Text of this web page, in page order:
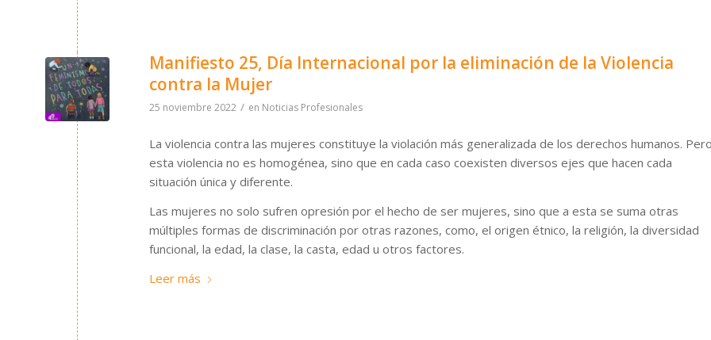
Manifiesto 25, Día Internacional por la eliminación de la Violencia
contra la Mujer
25 noviembre 2022 / en Noticias Profesionales
La violencia contra las mujeres constituye la violación más generalizada de los derechos humanos.
esta violencia no es homogénea, sino que en cada caso coexisten diversos ejes que hacen cada
situación única y diferente.
Las mujeres no solo sufren opresión por el hecho de ser mujeres, sino que a esta se suma otras
múltiples formas de discriminación por otras razones, como, el origen étnico, la religión, la diversidad
funcional, la edad, la clase, la casta, edad u otros factores.
Leer más